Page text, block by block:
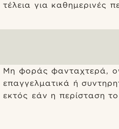
τέλεια για καθημερινές
Μη φοράς φανταχτερά,
επαγγελματικά ή
εκτός εάν η περίσταση το